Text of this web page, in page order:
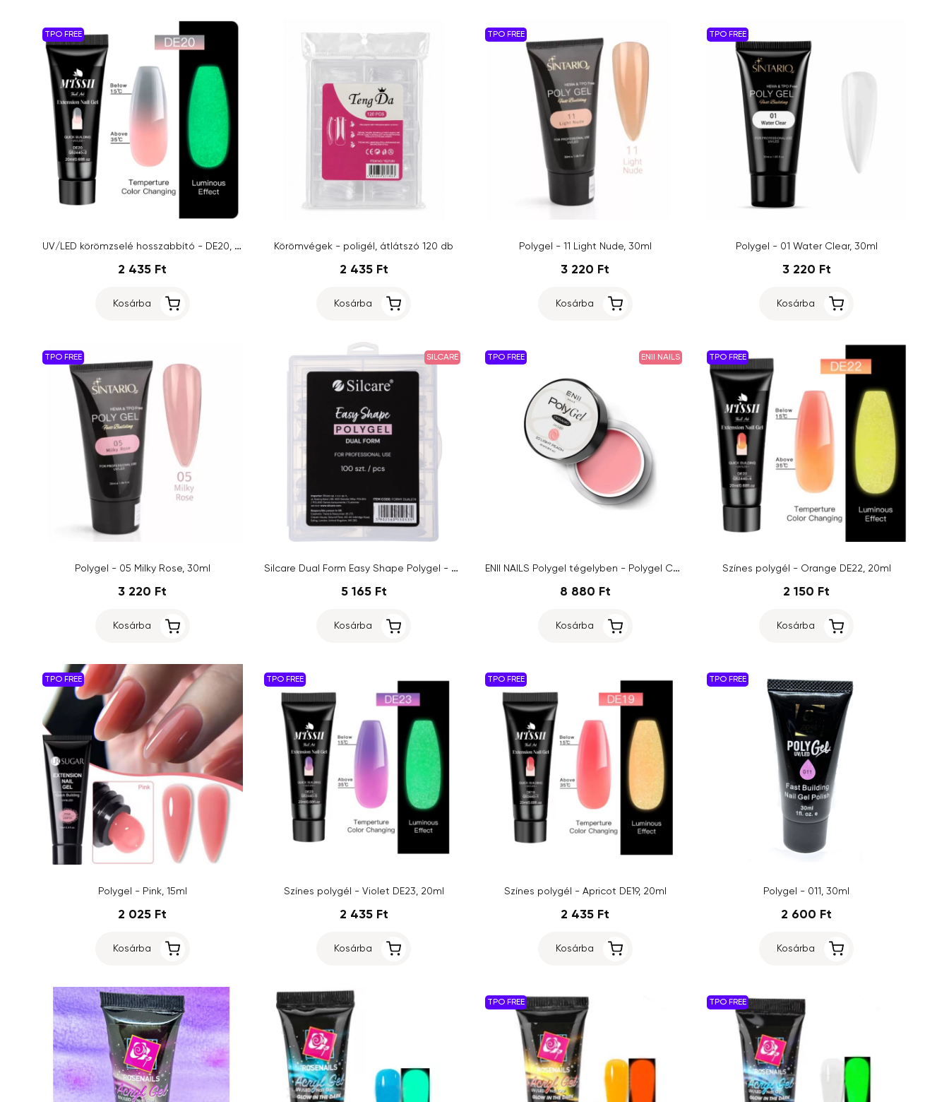
TPO FREE
UV/LED körömzselé hosszabbító - DE20, 20ml
2 435 Ft
Kosárba
Körömvégek - poligél, átlátszó 120 db
2 435 Ft
Kosárba
TPO FREE
Polygel - 11 Light Nude, 30ml
3 220 Ft
Kosárba
TPO FREE
Polygel - 01 Water Clear, 30ml
3 220 Ft
Kosárba
TPO FREE
Polygel - 05 Milky Rose, 30ml
3 220 Ft
Kosárba
SILCARE
Silcare Dual Form Easy Shape Polygel - Almond, Clear 100db
5 165 Ft
Kosárba
TPO FREE ENII NAILS
ENII NAILS Polygel tégelyben - Polygel Ceramic 22 Light Peach, 40ml
8 880 Ft
Kosárba
TPO FREE
Színes polygél - Orange DE22, 20ml
2 150 Ft
Kosárba
TPO FREE
Polygel - Pink, 15ml
2 025 Ft
Kosárba
TPO FREE
Színes polygél - Violet DE23, 20ml
2 435 Ft
Kosárba
TPO FREE
Színes polygél - Apricot DE19, 20ml
2 435 Ft
Kosárba
TPO FREE
Polygel - 011, 30ml
2 600 Ft
Kosárba
TPO FREE TPO FREE